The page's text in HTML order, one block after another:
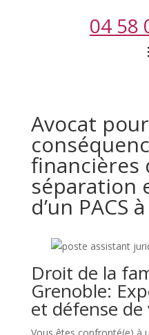
04 58
Avocat
financières
séparation
d’un PACS
Droit de la
Grenoble:
et défense